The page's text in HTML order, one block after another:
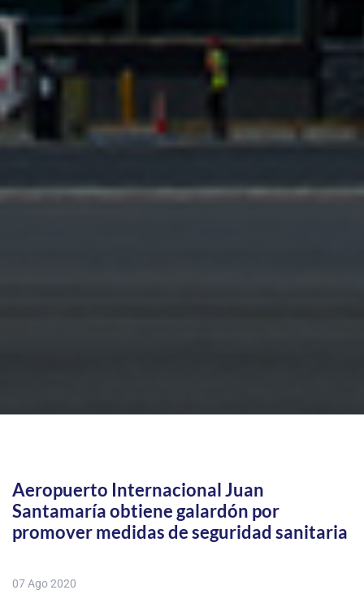
Aeropuerto Internacional Juan
Santamaría obtiene galardón por
promover medidas de seguridad sanitaria
07 Ago 2020